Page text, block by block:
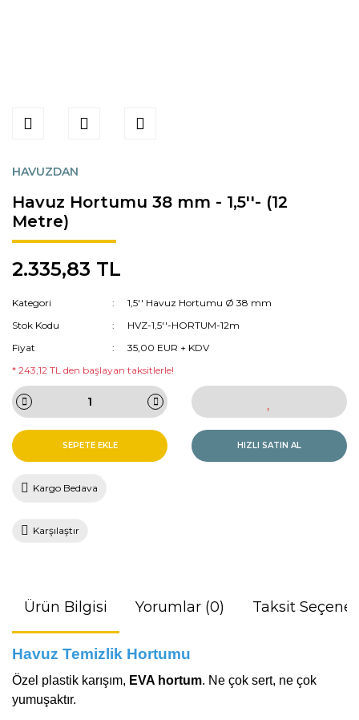
HAVUZDAN
Havuz Hortumu 38 mm - 1,5''- (12
Metre)
2.335,83 TL
Kategori
1,5'' Havuz Hortumu Ø 38 mm
Stok Kodu
HVZ-1,5''-HORTUM-12m
Fiyat
35,00 EUR + KDV
* 243,12 TL den başlayan taksitlerle!
SEPETE EKLE HIZLI SATIN AL
Kargo Bedava
Karşılaştır
Ürün Bilgisi Yorumlar (0) Taksit
Havuz Temizlik Hortumu
Özel plastik karışım, EVA hortum. Ne çok sert, ne çok
yumuşaktır.